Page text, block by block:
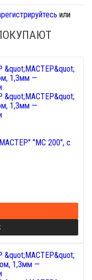
или
"МС 200", c